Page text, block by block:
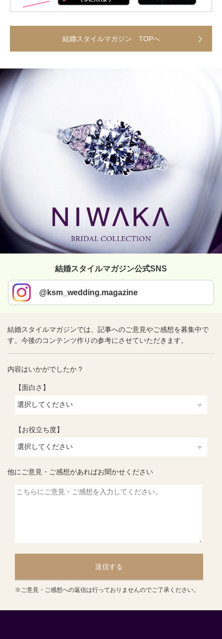
結婚スタイルマガジン TOPへ
結婚スタイルマガジン公式SNS
@ksm_wedding.magazine
結婚スタイルマガジンでは、記事へのご意見やご感想を募集中で
す。今後のコンテンツ作りの参考にさせていただきます。
内容はいかがでしたか？
【面白さ】
【お役立ち度】
他にご意見・ご感想があればお聞かせください
送信する
※ご意見・ご感想への返信は行っておりませんのでご了承ください。